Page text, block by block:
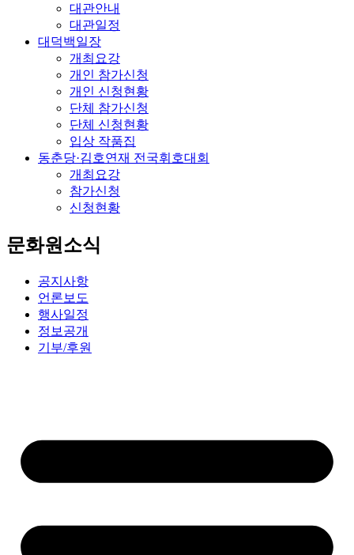
대관안내
대관일정
대덕백일장
개최요강
개인 참가신청
개인 신청현황
단체 참가신청
단체 신청현황
입상 작품집
동춘당·김호연재 전국휘호대회
개최요강
참가신청
신청현황
문화원소식
공지사항
언론보도
행사일정
정보공개
기부/후원